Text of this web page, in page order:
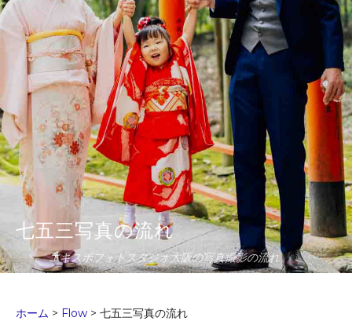
七五三写真の流れ
エキスポフォトスタジオ大阪の写真撮影の流れ
ホーム > Flow > 七五三写真の流れ